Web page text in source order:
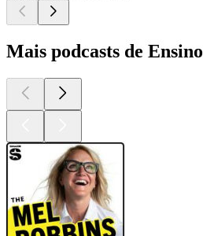
Mais podcasts de Ensino